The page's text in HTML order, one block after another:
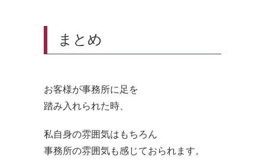
まとめ
お客様が事務所に足を
踏み入れられた時、
私自身の雰囲気はもちろん
事務所の雰囲気も感じておられます。